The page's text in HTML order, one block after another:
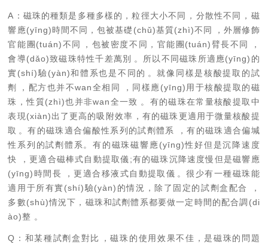
A ： 磁珠的種類是多種多樣的，粒徑大小不同，分散性不同，磁
響應(yīng)時間不同，包被基礎(chǔ)基質(zhì)不同，外層修飾
官能團(tuán)不同，包被密度不同，官能團(tuán)臂長不同，
會導(dǎo)致磁珠特性千差萬別
。所以不同磁珠所適應(yīng)的
實(shí)驗(yàn)和體系也是不同的。就像同樣是核酸提取的試
劑，配方也并不wan全相同，同樣應(yīng)用于核酸提取的磁
珠，性質(zhì)也并非wan全一致。有的磁珠在常量核酸提取中
表現(xiàn)出了更高的吸附效率，有的磁珠更適用于微量核酸提
取。有的磁珠適合偏酸性系列的試劑體系，有的磁珠適合偏堿
性系列的試劑體系。有的磁珠磁響應(yīng)性好但是沉降速度
快，更適合磁棒式自動提取儀;有的磁珠沉降速度慢但是磁響應
(yīng)時間長，更適合移液式自動提取儀 。很少有一種磁珠能
適用于所有實(shí)驗(yàn)的情況，除了固定的試劑盒配合，
多數(shù)情況下，磁珠和試劑體系都要做一定時間的配合調(di
ào)整。
Q ：和某種試劑盒對比，磁珠的使用效果不佳，是磁珠的問題